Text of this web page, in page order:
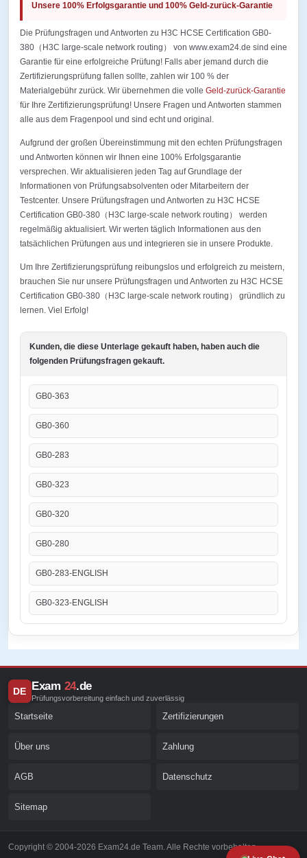
Unsere 100% Erfolgsgarantie und 100% Geld-zurück-Garantie
Die Prüfungsfragen und Antworten zu H3C HCSE Certification GB0-
380（H3C large-scale network routing） von www.exam24.de sind eine
Garantie für eine erfolgreiche Prüfung! Falls aber jemand durch die
Zertifizierungsprüfung fallen sollte, zahlen wir 100 % der
Materialgebühr zurück. Wir übernehmen die volle Geld-zurück-Garantie
für Ihre Zertifizierungsprüfung! Unsere Fragen und Antworten stammen
alle aus dem Fragenpool und sind echt und original.
Aufgrund der großen Übereinstimmung mit den echten Prüfungsfragen
und Antworten können wir Ihnen eine 100% Erfolgsgarantie
versprechen. Wir aktualisieren jeden Tag auf Grundlage der
Informationen von Prüfungsabsolventen oder Mitarbeitern der
Testcenter. Unsere Prüfungsfragen und Antworten zu H3C HCSE
Certification GB0-380（H3C large-scale network routing） werden
regelmäßig aktualisiert. Wir werten täglich Informationen aus den
tatsächlichen Prüfungen aus und integrieren sie in unsere Produkte.
Um Ihre Zertifizierungsprüfung reibungslos und erfolgreich zu meistern,
brauchen Sie nur unsere Prüfungsfragen und Antworten zu H3C HCSE
Certification GB0-380（H3C large-scale network routing） gründlich zu
lernen. Viel Erfolg!
Kunden, die diese Unterlage gekauft haben, haben auch die
folgenden Prüfungsfragen gekauft.
GB0-363
GB0-360
GB0-283
GB0-323
GB0-320
GB0-280
GB0-283-ENGLISH
GB0-323-ENGLISH
DE Exam 24.de
Prüfungsvorbereitung einfach und zuverlässig
Startseite Zertifizierungen
Über uns Zahlung
AGB Datenschutz
Sitemap
Copyright © 2004-2026 Exam24.de Team. Alle Rechte vorbehalten.